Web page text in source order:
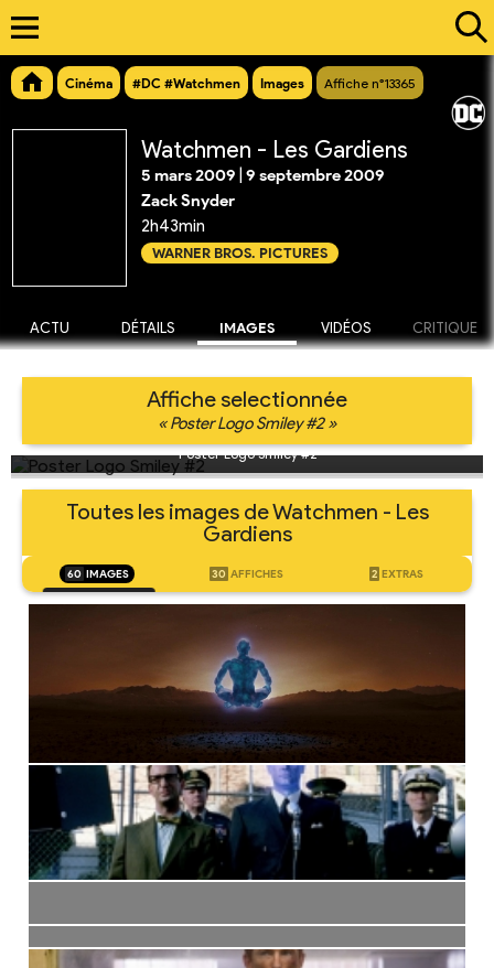
Cinéma #DC #Watchmen Images Affiche n°13365
Watchmen - Les Gardiens
5 mars 2009 9 septembre 2009
Zack Snyder
2h43min
WARNER BROS. PICTURES
ACTU DÉTAILS IMAGES VIDÉOS CRITIQUE
Affiche selectionnée
« Poster Logo Smiley #2 »
Poster Logo Smiley #2
Toutes les images de Watchmen - Les
Gardiens
60 IMAGES 30 AFFICHES 2 EXTRAS